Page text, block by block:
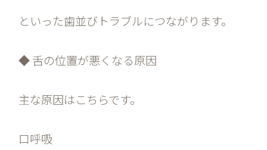
といった歯並びトラブルにつながります。
◆ 舌の位置が悪くなる原因
主な原因はこちらです。
口呼吸